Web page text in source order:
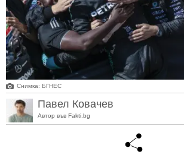
Снимка: БГНЕС
Павел Ковачев
Автор във Fakti.bg